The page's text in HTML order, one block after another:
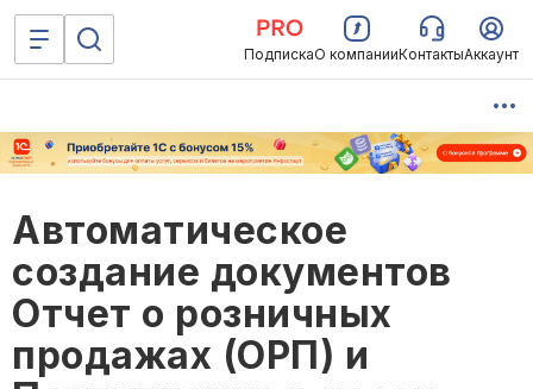
ПодпискаО компанииКонтактыАккаунт
Автоматическое
создание документов
Отчет о розничных
продажах (ОРП) и